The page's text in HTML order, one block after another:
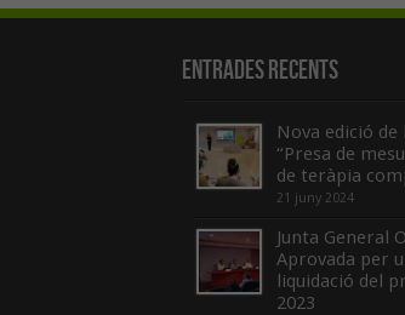
Entrades recents
Nova edició
“Presa de
de teràpia
21 juny 2024
Junta General
Aprovada per
liquidació del
2023